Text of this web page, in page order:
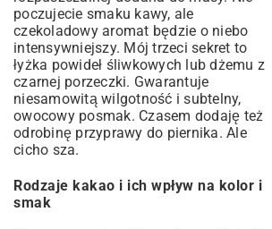
poczujecie smaku kawy, ale
czekoladowy aromat będzie o niebo
intensywniejszy. Mój trzeci sekret to
łyżka powideł śliwkowych lub dżemu z
czarnej porzeczki. Gwarantuje
niesamowitą wilgotność i subtelny,
owocowy posmak. Czasem dodaję też
odrobinę przyprawy do piernika. Ale
cicho sza.
Rodzaje kakao i ich wpływ na kolor i
smak